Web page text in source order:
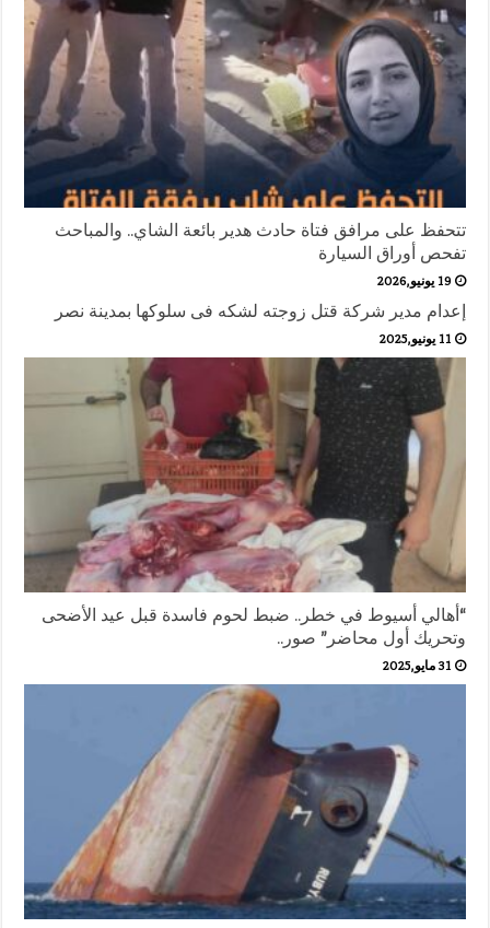
تتحفظ على مرافق فتاة حادث هدير بائعة الشاي.. والمباحث
تفحص أوراق السيارة
19 يونيو,2026
إعدام مدير شركة قتل زوجته لشكه فى سلوكها بمدينة نصر
11 يونيو,2025
“أهالي أسيوط في خطر.. ضبط لحوم فاسدة قبل عيد الأضحى
وتحريك أول محاضر” صور..
31 مايو,2025